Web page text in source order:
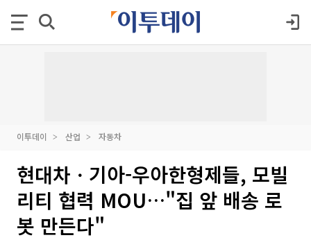
이투데이 산업 자동차
현대차ㆍ기아-우아한형제들, 모빌
리티 협력 MOU…"집 앞 배송 로
봇 만든다"